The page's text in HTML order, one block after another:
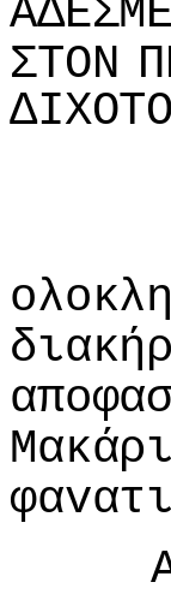
ΣΤΟΝ